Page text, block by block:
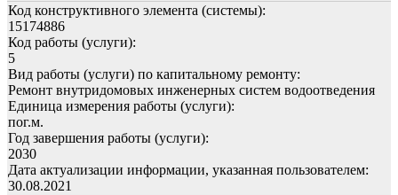
Код конструктивного элемента (системы):
15174886
Код работы (услуги):
5
Вид работы (услуги) по капитальному ремонту:
Ремонт внутридомовых инженерных систем водоотведения
Единица измерения работы (услуги):
пог.м.
Год завершения работы (услуги):
2030
Дата актуализации информации, указанная пользователем:
30.08.2021